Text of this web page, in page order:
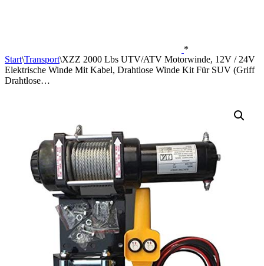
*
Start\Transport\XZZ 2000 Lbs UTV/ATV Motorwinde, 12V / 24V
Elektrische Winde Mit Kabel, Drahtlose Winde Kit Für SUV (Griff
Drahtlose…